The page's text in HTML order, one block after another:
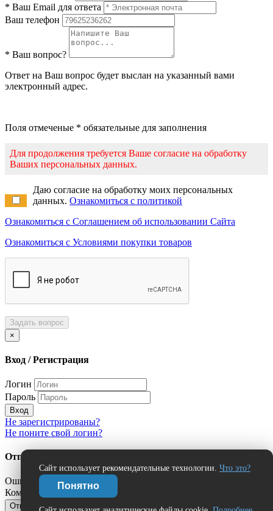
Сайт использует рекомендательные технологии. Что это?
Понятно
* Ваш Email для ответа
Ваш телефон
* Ваш вопрос?
Ответ на Ваш вопрос будет выслан на указанный вами
электронный адрес.
Поля отмеченые * обязательные для заполнения
Для продолжения требуется Ваше согласие на обработку
Ваших персональных данных.
Даю согласие на обработку моих персональных
данных. Ознакомиться с политикой
Ознакомиться с Соглашением об использовании Сайта
Ознакомиться с Условиями покупки товаров
Задать вопрос
×
Вход / Регистрация
Логин
Пароль
Вход
Не зарегистрированы?
Не поните свой логин?
Отправить сообщение об ошибке?
Ошибка:
Комментарий (дополнительно)
Отправить